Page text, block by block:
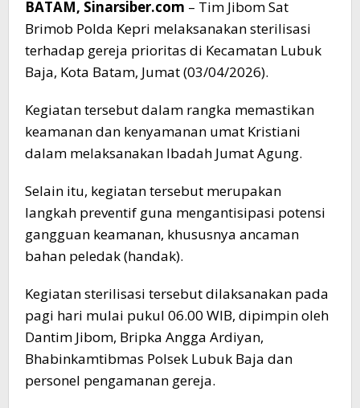
BATAM, Sinarsiber.com – Tim Jibom Sat
Brimob Polda Kepri melaksanakan sterilisasi
terhadap gereja prioritas di Kecamatan Lubuk
Baja, Kota Batam, Jumat (03/04/2026).
Kegiatan tersebut dalam rangka memastikan
keamanan dan kenyamanan umat Kristiani
dalam melaksanakan Ibadah Jumat Agung.
Selain itu, kegiatan tersebut merupakan
langkah preventif guna mengantisipasi potensi
gangguan keamanan, khususnya ancaman
bahan peledak (handak).
Kegiatan sterilisasi tersebut dilaksanakan pada
pagi hari mulai pukul 06.00 WIB, dipimpin oleh
Dantim Jibom, Bripka Angga Ardiyan,
Bhabinkamtibmas Polsek Lubuk Baja dan
personel pengamanan gereja.